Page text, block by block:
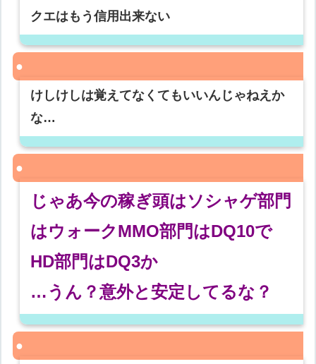
クエはもう信用出来ない
けしけしは覚えてなくてもいいんじゃねえか
な…
じゃあ今の稼ぎ頭はソシャゲ部門
はウォークMMO部門はDQ10で
HD部門はDQ3か
…うん？意外と安定してるな？